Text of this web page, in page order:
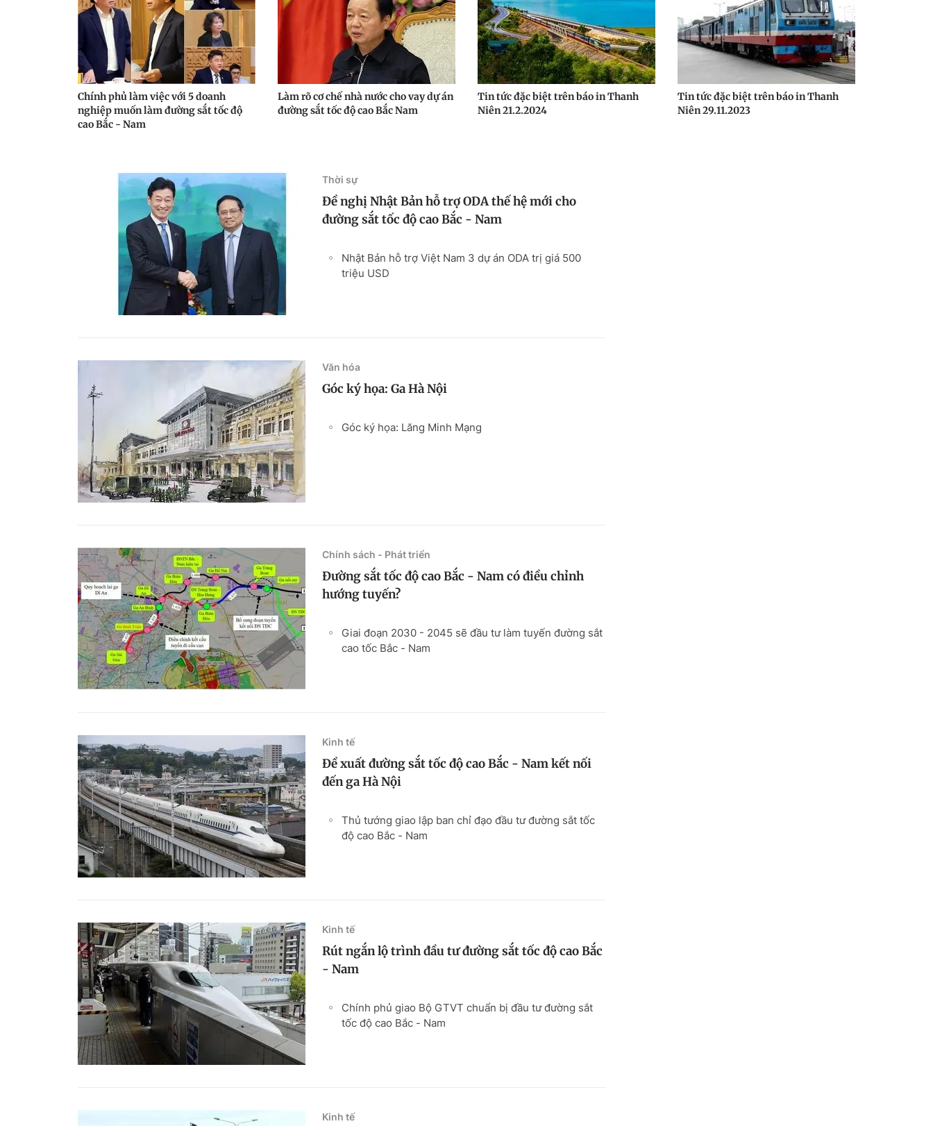
Chính phủ làm việc với 5 doanh
nghiệp muốn làm đường sắt tốc độ
cao Bắc - Nam
Làm rõ cơ chế nhà nước cho vay dự án
đường sắt tốc độ cao Bắc Nam
Tin tức đặc biệt trên báo in Thanh
Niên 21.2.2024
Tin tức đặc biệt trên báo in Thanh
Niên 29.11.2023
Thời sự
Đề nghị Nhật Bản hỗ trợ ODA thế hệ mới cho
đường sắt tốc độ cao Bắc - Nam
Nhật Bản hỗ trợ Việt Nam 3 dự án ODA trị giá 500
triệu USD
Văn hóa
Góc ký họa: Ga Hà Nội
Góc ký họa: Lăng Minh Mạng
Chính sách - Phát triển
Đường sắt tốc độ cao Bắc - Nam có điều chỉnh
hướng tuyến?
Giai đoạn 2030 - 2045 sẽ đầu tư làm tuyến đường sắt
cao tốc Bắc - Nam
Kinh tế
Đề xuất đường sắt tốc độ cao Bắc - Nam kết nối
đến ga Hà Nội
Thủ tướng giao lập ban chỉ đạo đầu tư đường sắt tốc
độ cao Bắc - Nam
Kinh tế
Rút ngắn lộ trình đầu tư đường sắt tốc độ cao Bắc
- Nam
Chính phủ giao Bộ GTVT chuẩn bị đầu tư đường sắt
tốc độ cao Bắc - Nam
Kinh tế